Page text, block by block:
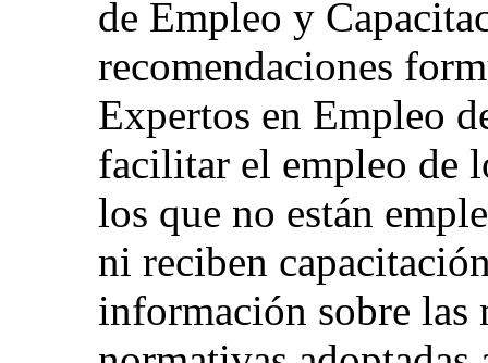
de Empleo y
recomendaciones
Expertos en Empleo
facilitar el empleo de
los que no están
ni reciben
información sobre las